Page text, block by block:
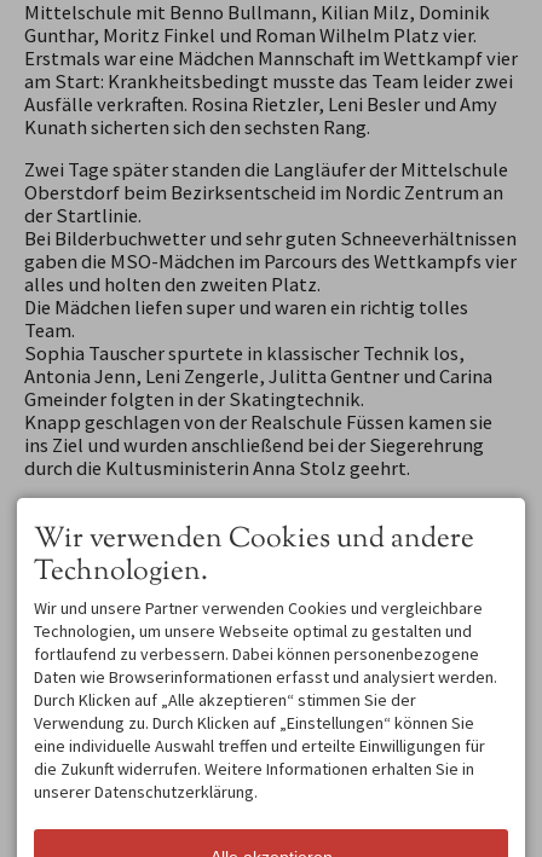
Mittelschule mit Benno Bullmann, Kilian Milz, Dominik
Gunthar, Moritz Finkel und Roman Wilhelm Platz vier.
Erstmals war eine Mädchen Mannschaft im Wettkampf vier
am Start: Krankheitsbedingt musste das Team leider zwei
Ausfälle verkraften. Rosina Rietzler, Leni Besler und Amy
Kunath sicherten sich den sechsten Rang.
Zwei Tage später standen die Langläufer der Mittelschule
Oberstdorf beim Bezirksentscheid im Nordic Zentrum an
der Startlinie.
Bei Bilderbuchwetter und sehr guten Schneeverhältnissen
gaben die MSO-Mädchen im Parcours des Wettkampfs vier
alles und holten den zweiten Platz.
Die Mädchen liefen super und waren ein richtig tolles
Team.
Sophia Tauscher spurtete in klassischer Technik los,
Antonia Jenn, Leni Zengerle, Julitta Gentner und Carina
Gmeinder folgten in der Skatingtechnik.
Knapp geschlagen von der Realschule Füssen kamen sie
ins Ziel und wurden anschließend bei der Siegerehrung
durch die Kultusministerin Anna Stolz geehrt.
KONTAKT
Mittelschule Oberstdorf
Alpgaustraße 28
87561 Oberstdorf
DEUTSCHLAND
Tel.+49 8322 940 630
info@mittelschule-
Wir verwenden Cookies und andere
Technologien.
Wir und unsere Partner verwenden Cookies und vergleichbare
Technologien, um unsere Webseite optimal zu gestalten und
fortlaufend zu verbessern. Dabei können personenbezogene
Daten wie Browserinformationen erfasst und analysiert werden.
Durch Klicken auf „Alle akzeptieren“ stimmen Sie der
Verwendung zu. Durch Klicken auf „Einstellungen“ können Sie
eine individuelle Auswahl treffen und erteilte Einwilligungen für
die Zukunft widerrufen. Weitere Informationen erhalten Sie in
unserer Datenschutzerklärung.